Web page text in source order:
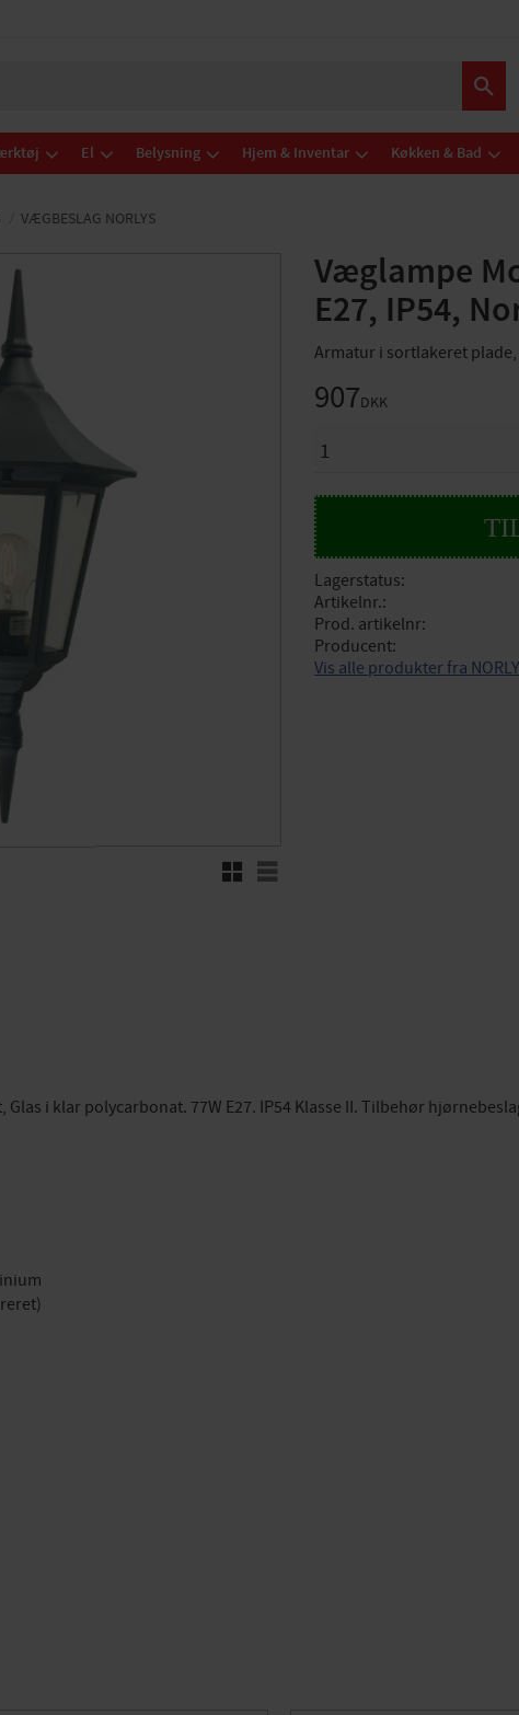
El Belysning Hjem & Inventar Køkken & Bad
VÆGBESLAG NORLYS
Væglampe
E27, IP54,
Armatur i sortlakeret
RutenettListe
907DKK
Lagerstatus
Artikelnr.
Prod. artikelnr
Producent
Vis alle produkter fra
i klar polycarbonat. 77W E27. IP54 Klasse II. Tilbehør